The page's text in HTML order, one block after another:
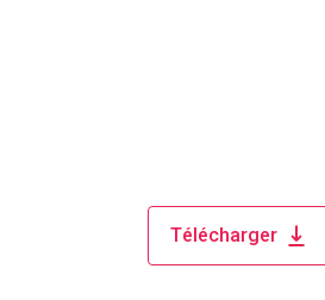
Télécharger